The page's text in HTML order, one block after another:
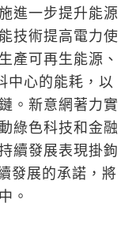
進一步提升能源
技術提高電力使
產可再生能源、
中心的能耗，以
。新意網著力實
綠色科技和金融
續發展表現掛鉤
發展的承諾，將
。